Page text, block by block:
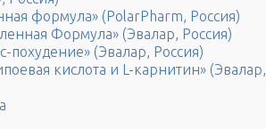
формула» (PolarPharm, Россия)
Формула» (Эвалар, Россия)
(Эвалар, Россия)
кислота и L-карнитин» (Эвалар,